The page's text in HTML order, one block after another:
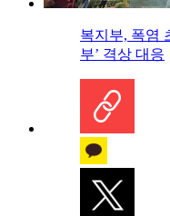
복지부, 폭염
부’ 격상 대응